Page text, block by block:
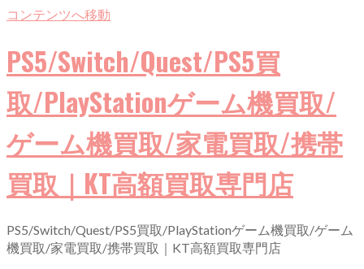
コンテンツへ移動
PS5/Switch/Quest/PS5買
取/PlayStationゲーム機買取/
ゲーム機買取/家電買取/携帯
買取｜KT高額買取専門店
PS5/Switch/Quest/PS5買取/PlayStationゲーム機買取/ゲーム
機買取/家電買取/携帯買取｜KT高額買取専門店